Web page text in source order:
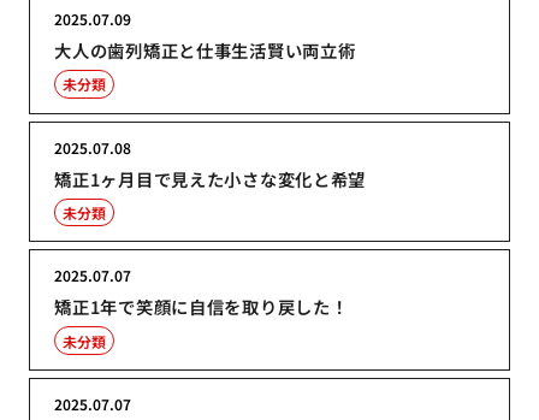
大人の歯列矯正と仕事生活賢い両立術
2025.07.09
未分類
矯正1ヶ月目で見えた小さな変化と希望
2025.07.08
未分類
矯正1年で笑顔に自信を取り戻した！
2025.07.07
未分類
2025.07.07